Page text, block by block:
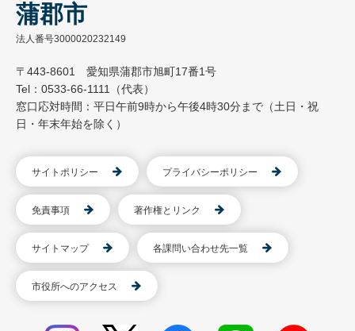
蒲郡市
法人番号3000020232149
〒443-8601 愛知県蒲郡市旭町17番1号
Tel：0533-66-1111（代表）
窓口応対時間：平日午前9時から午後4時30分まで（土日・祝
日・年末年始を除く）
サイトポリシー プライバシーポリシー
免責事項 著作権とリンク
サイトマップ 各課問い合わせ先一覧
市役所へのアクセス